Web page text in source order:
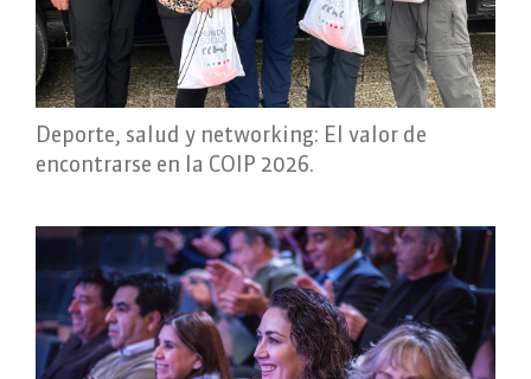
Deporte, salud y networking: El valor de
encontrarse en la COIP 2026.